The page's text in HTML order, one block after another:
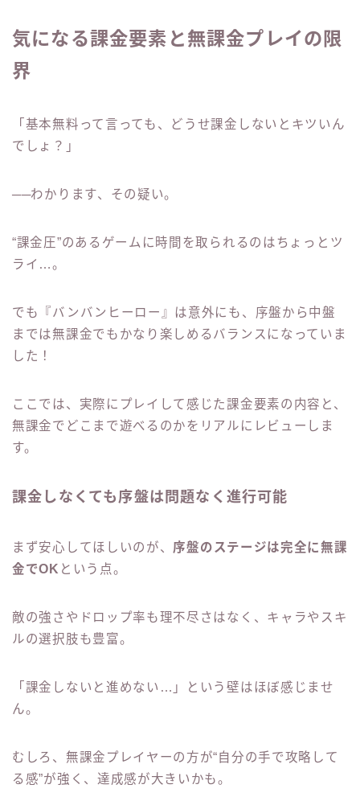
気になる課金要素と無課金プレイの限
界
「基本無料って言っても、どうせ課金しないとキツいん
でしょ？」
──わかります、その疑い。
“課金圧”のあるゲームに時間を取られるのはちょっとツ
ライ…。
でも『バンバンヒーロー』は意外にも、序盤から中盤
までは無課金でもかなり楽しめるバランスになっていま
した！
ここでは、実際にプレイして感じた課金要素の内容と、
無課金でどこまで遊べるのかをリアルにレビューしま
す。
課金しなくても序盤は問題なく進行可能
まず安心してほしいのが、 序盤のステージは完全に無課
金でOK という点。
敵の強さやドロップ率も理不尽さはなく、キャラやスキ
ルの選択肢も豊富。
「課金しないと進めない…」という壁はほぼ感じませ
ん。
むしろ、無課金プレイヤーの方が“自分の手で攻略して
る感”が強く、達成感が大きいかも。